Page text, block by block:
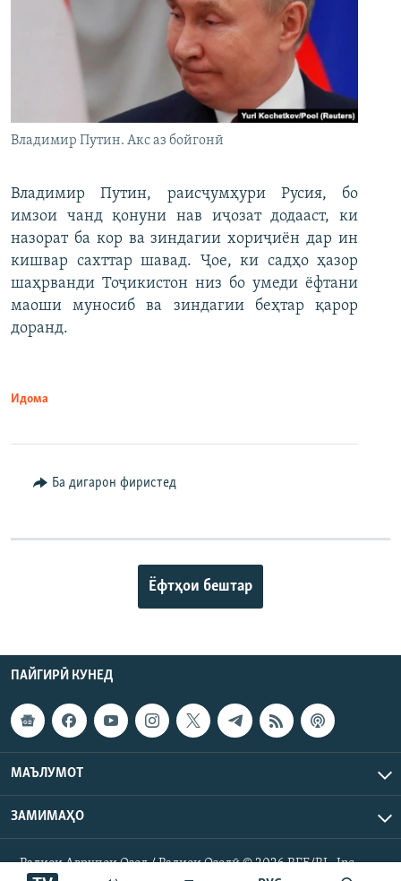
Владимир Путин. Акс аз бойгонӣ
Владимир Путин, раисҷумҳури Русия, бо
имзои чанд қонуни нав иҷозат додааст, ки
назорат ба кор ва зиндагии хориҷиён дар ин
кишвар сахттар шавад. Ҷое, ки садҳо ҳазор
шаҳрванди Тоҷикистон низ бо умеди ёфтани
маоши муносиб ва зиндагии беҳтар қарор
доранд.
Идома
Ба дигарон фиристед
Ёфтҳои бештар
ПАЙГИРӢ КУНЕД
МАЪЛУМОТ
ЗАМИМАҲО
Радиои Аврупои Озод / Радиои Озодӣ © 2026 RFE/RL. Inc.